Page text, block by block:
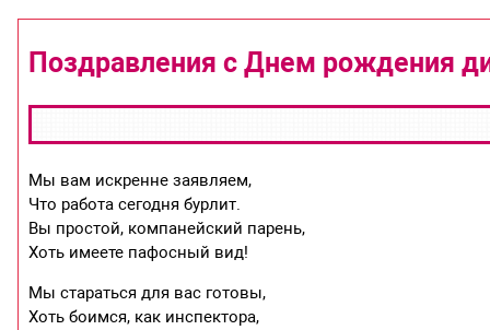
Поздравления с Днем рождения
Мы вам искренне заявляем,
Что работа сегодня бурлит.
Вы простой, компанейский парень,
Хоть имеете пафосный вид!
Мы стараться для вас готовы,
Хоть боимся, как инспектора,